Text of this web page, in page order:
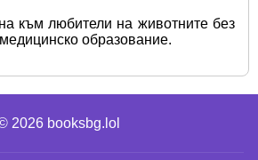
към любители на животните без
образование.
2026 booksbg.lol